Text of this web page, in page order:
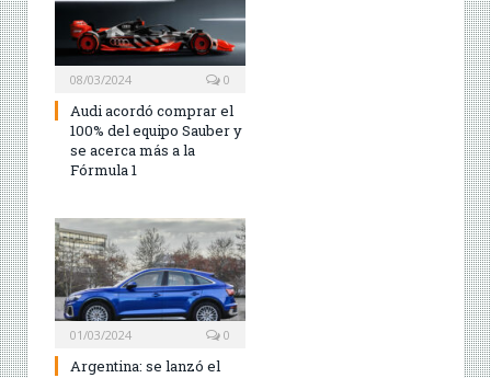
08/03/2024 0
Audi acordó comprar el
100% del equipo Sauber y
se acerca más a la
Fórmula 1
01/03/2024 0
Argentina: se lanzó el